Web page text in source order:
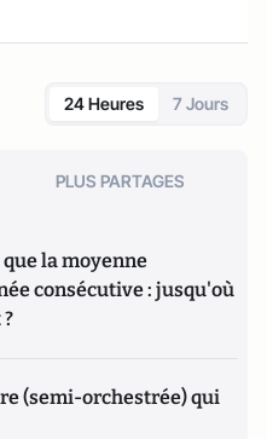
? (VA Éditions, 2023)
24 Heures 7 Jours
PLUS PARTAGES
la moyenne
consécutive : jusqu'où
(semi-orchestrée) qui